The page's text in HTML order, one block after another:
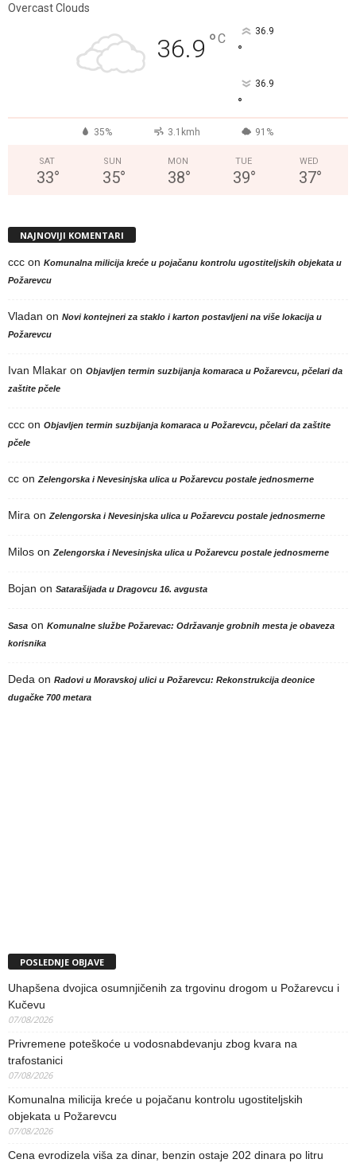
Overcast Clouds
36.9 °C 36.9
°
36.9
°
35% 3.1kmh 91%
SAT
33°
SUN
35°
MON
38°
TUE
39°
WED
37°
NAJNOVIJI KOMENTARI
ccc on Komunalna milicija kreće u pojačanu kontrolu ugostiteljskih objekata u
Požarevcu
Vladan on Novi kontejneri za staklo i karton postavljeni na više lokacija u
Požarevcu
Ivan Mlakar on Objavljen termin suzbijanja komaraca u Požarevcu, pčelari da
zaštite pčele
ccc on Objavljen termin suzbijanja komaraca u Požarevcu, pčelari da zaštite
pčele
cc on Zelengorska i Nevesinjska ulica u Požarevcu postale jednosmerne
Mira on Zelengorska i Nevesinjska ulica u Požarevcu postale jednosmerne
Milos on Zelengorska i Nevesinjska ulica u Požarevcu postale jednosmerne
Bojan on Satarašijada u Dragovcu 16. avgusta
Sasa on Komunalne službe Požarevac: Održavanje grobnih mesta je obaveza
korisnika
Deda on Radovi u Moravskoj ulici u Požarevcu: Rekonstrukcija deonice
dugačke 700 metara
POSLEDNJE OBJAVE
Uhapšena dvojica osumnjičenih za trgovinu drogom u Požarevcu i
Kučevu
07/08/2026
Privremene poteškoće u vodosnabdevanju zbog kvara na
trafostanici
07/08/2026
Komunalna milicija kreće u pojačanu kontrolu ugostiteljskih
objekata u Požarevcu
07/08/2026
Cena evrodizela viša za dinar, benzin ostaje 202 dinara po litru